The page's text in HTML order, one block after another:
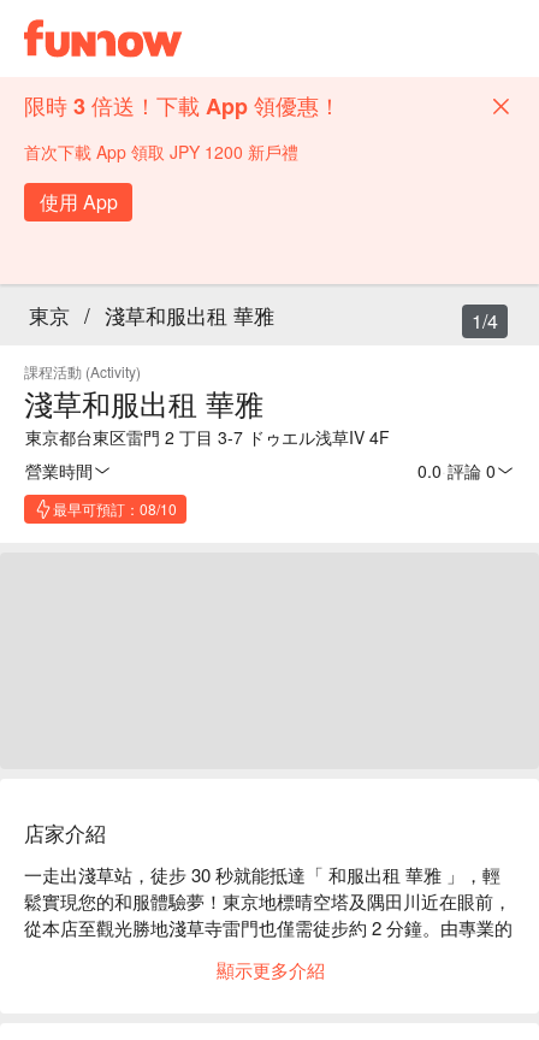
限時 3 倍送！下載 App 領優惠！
首次下載 App 領取 JPY 1200 新戶禮
使用 App
東京 / 淺草和服出租 華雅
課程活動 (Activity)
淺草和服出租 華雅
東京都台東区雷門 2 丁目 3-7 ドゥエル浅草IV 4F
營業時間
0.0 評論 0
最早可預訂：08/10
1/4
店家介紹
一走出淺草站，徒步 30 秒就能抵達「 和服出租 華雅 」，輕
鬆實現您的和服體驗夢！東京地標晴空塔及隅田川近在眼前，
從本店至觀光勝地淺草寺雷門也僅需徒步約 2 分鐘。由專業的
幫您設計可愛的髮型，讓您穿上日本傳統和服，漫步在充滿歷
顯示更多介紹